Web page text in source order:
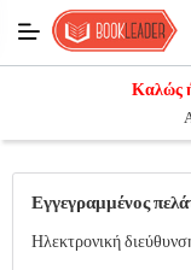
Καλώς
Εγγεγραμμένος
Ηλεκτρονική